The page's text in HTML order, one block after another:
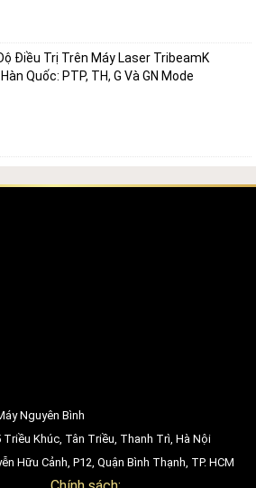
cá nhân hóa theo từng nhu
bật của Ultraskin Tightan là khả năng
vùng khác nhau của cơ thể. Nhờ hệ
nhiều mức độ sâu, thiết bị có thể áp
cảm như quanh mắt, vùng cổ cho đến
số chi tiết giúp bác sĩ dễ dàng xây dựng
cho từng khách hàng, đảm bảo phù hợp
hóa và mục tiêu thẩm mỹ cụ thể. Điều
quả điều trị mà còn đảm bảo tính an
mái trong suốt quá trình thực hiện.
Điều Trị Trên Máy Laser TribeamK
Quốc: PTP, TH, G Và GN Mode
Nguyên Bình
Khúc, Tân Triều, Thanh Trì, Hà Nội
Hữu Cảnh, P12, Quận Bình Thạnh, TP. HCM